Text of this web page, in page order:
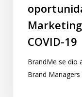
COVID-19
BrandMe se dio
Brand